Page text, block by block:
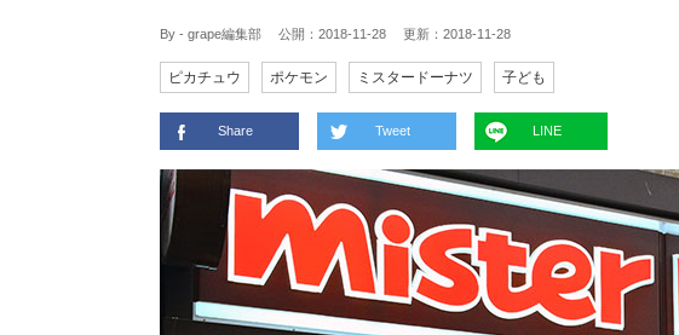
By - grape編集部 公開： 2018-11-28 更新： 2018-11-28
ピカチュウ ポケモン ミスタードーナツ 子ども
Share Tweet LINE